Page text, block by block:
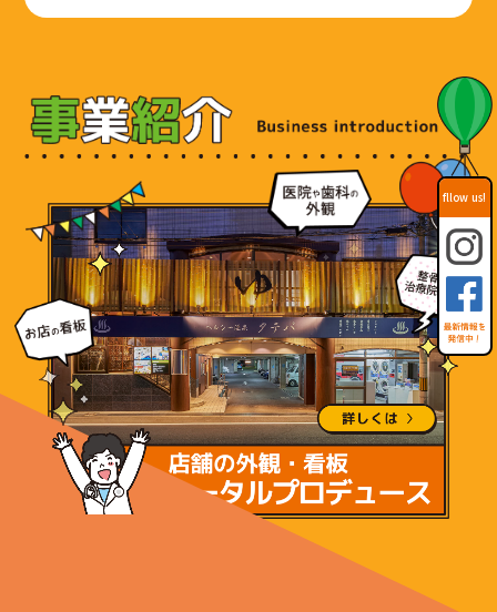
fllow us!